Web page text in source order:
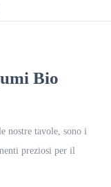
Bio
nostre tavole, sono i
preziosi per il